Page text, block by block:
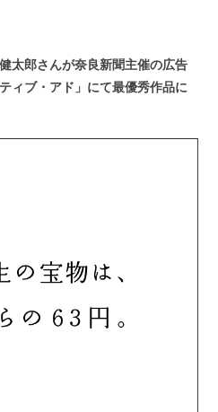
太郎さんが奈良新聞主催の広告
ィブ・アド」にて最優秀作品に